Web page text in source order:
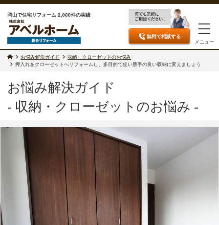
岡山で住宅リフォーム 2,000件の実績
無料で相談する
メニュー
お悩み解決ガイド
収納・クローゼットのお悩み
押入れをクローゼットへリフォームし、多目的で使い勝手の良い収納に変えましょう
お悩み解決ガイド
- 収納・クローゼットのお悩み -